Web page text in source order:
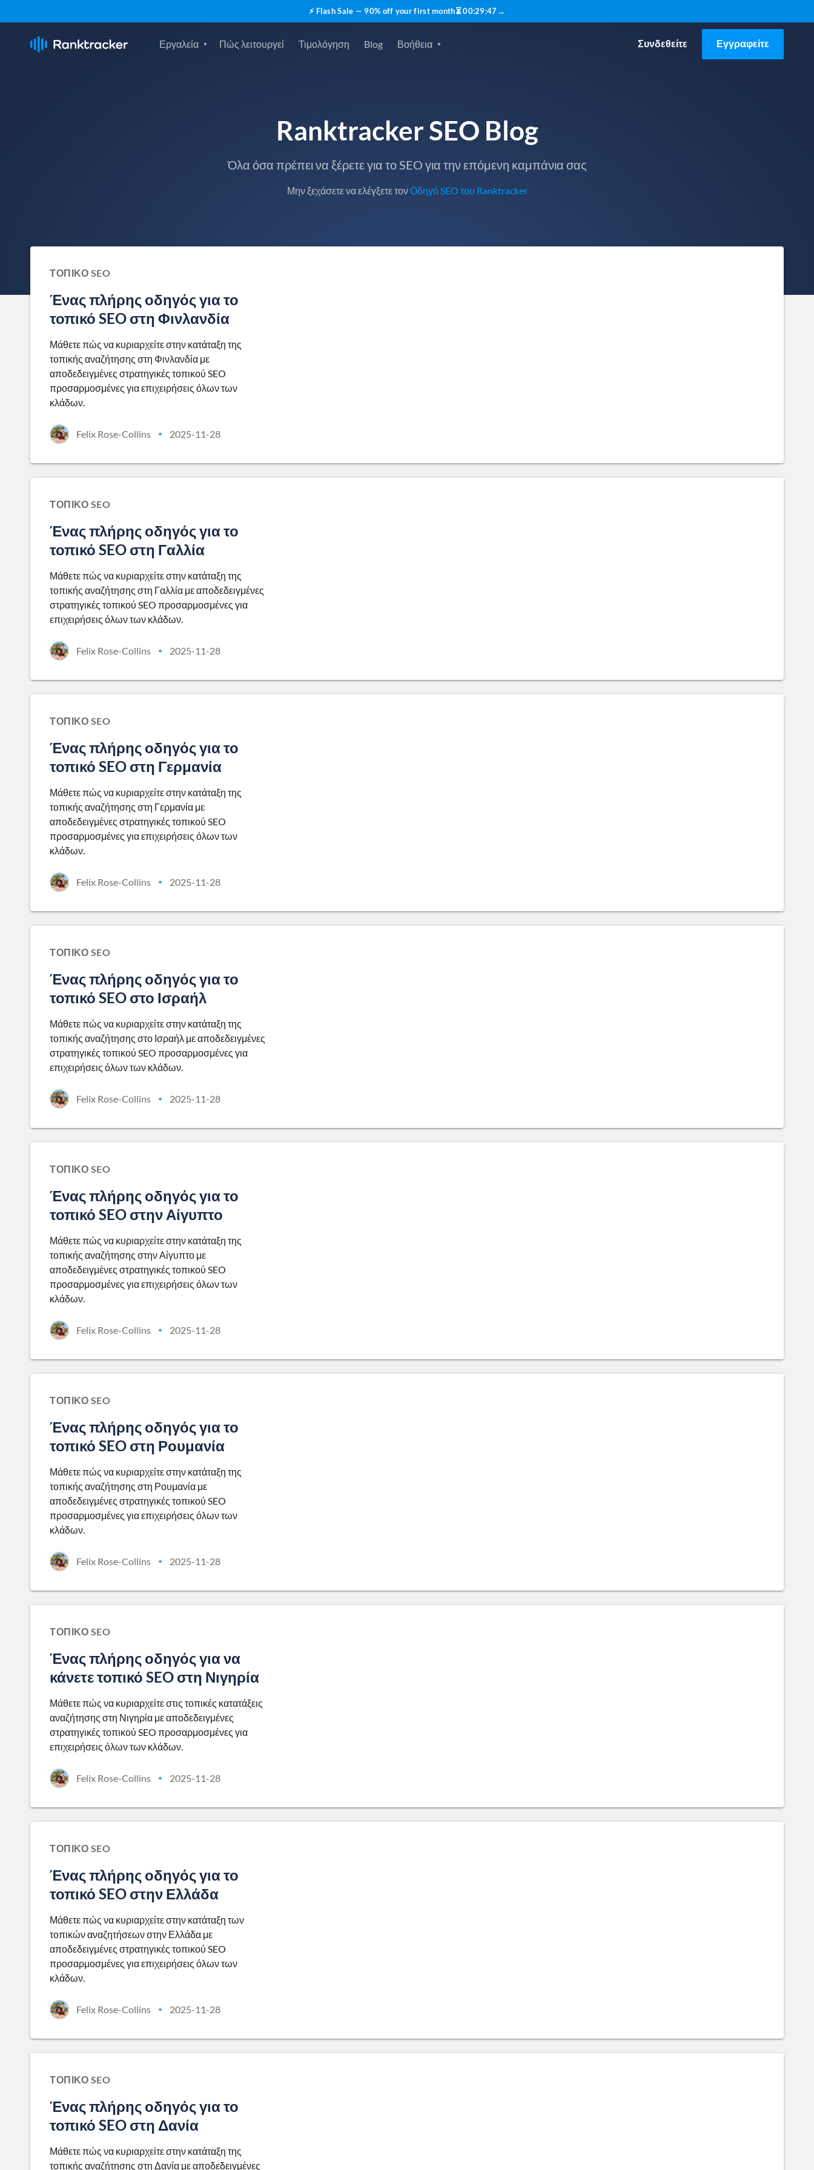
⚡ Flash Sale — 90% off your first month⏳00:29:46→
Εργαλεία Πώς λειτουργεί Τιμολόγηση Blog Βοήθεια Συνδεθείτε Εγγραφείτε
Ranktracker SEO Blog
Όλα όσα πρέπει να ξέρετε για το SEO για την επόμενη καμπάνια σας
Μην ξεχάσετε να ελέγξετε τονΟδηγό SEO του Ranktracker
ΤΟΠΙΚΌ SEO
Ένας πλήρης οδηγός για το
τοπικό SEO στη Φινλανδία
Μάθετε πώς να κυριαρχείτε στην κατάταξη της
τοπικής αναζήτησης στη Φινλανδία με
αποδεδειγμένες στρατηγικές τοπικού SEO
προσαρμοσμένες για επιχειρήσεις όλων των
κλάδων.
Felix Rose-Collins • 2025-11-28
ΤΟΠΙΚΌ SEO
Ένας πλήρης οδηγός για το
τοπικό SEO στη Γαλλία
Μάθετε πώς να κυριαρχείτε στην κατάταξη της
τοπικής αναζήτησης στη Γαλλία με αποδεδειγμένες
στρατηγικές τοπικού SEO προσαρμοσμένες για
επιχειρήσεις όλων των κλάδων.
Felix Rose-Collins • 2025-11-28
ΤΟΠΙΚΌ SEO
Ένας πλήρης οδηγός για το
τοπικό SEO στη Γερμανία
Μάθετε πώς να κυριαρχείτε στην κατάταξη της
τοπικής αναζήτησης στη Γερμανία με
αποδεδειγμένες στρατηγικές τοπικού SEO
προσαρμοσμένες για επιχειρήσεις όλων των
κλάδων.
Felix Rose-Collins • 2025-11-28
ΤΟΠΙΚΌ SEO
Ένας πλήρης οδηγός για το
τοπικό SEO στο Ισραήλ
Μάθετε πώς να κυριαρχείτε στην κατάταξη της
τοπικής αναζήτησης στο Ισραήλ με αποδεδειγμένες
στρατηγικές τοπικού SEO προσαρμοσμένες για
επιχειρήσεις όλων των κλάδων.
Felix Rose-Collins • 2025-11-28
ΤΟΠΙΚΌ SEO
Ένας πλήρης οδηγός για το
τοπικό SEO στην Αίγυπτο
Μάθετε πώς να κυριαρχείτε στην κατάταξη της
τοπικής αναζήτησης στην Αίγυπτο με
αποδεδειγμένες στρατηγικές τοπικού SEO
προσαρμοσμένες για επιχειρήσεις όλων των
κλάδων.
Felix Rose-Collins • 2025-11-28
ΤΟΠΙΚΌ SEO
Ένας πλήρης οδηγός για το
τοπικό SEO στη Ρουμανία
Μάθετε πώς να κυριαρχείτε στην κατάταξη της
τοπικής αναζήτησης στη Ρουμανία με
αποδεδειγμένες στρατηγικές τοπικού SEO
προσαρμοσμένες για επιχειρήσεις όλων των
κλάδων.
Felix Rose-Collins • 2025-11-28
ΤΟΠΙΚΌ SEO
Ένας πλήρης οδηγός για να
κάνετε τοπικό SEO στη Νιγηρία
Μάθετε πώς να κυριαρχείτε στις τοπικές κατατάξεις
αναζήτησης στη Νιγηρία με αποδεδειγμένες
στρατηγικές τοπικού SEO προσαρμοσμένες για
επιχειρήσεις όλων των κλάδων.
Felix Rose-Collins • 2025-11-28
ΤΟΠΙΚΌ SEO
Ένας πλήρης οδηγός για το
τοπικό SEO στην Ελλάδα
Μάθετε πώς να κυριαρχείτε στην κατάταξη των
τοπικών αναζητήσεων στην Ελλάδα με
αποδεδειγμένες στρατηγικές τοπικού SEO
προσαρμοσμένες για επιχειρήσεις όλων των
κλάδων.
Felix Rose-Collins • 2025-11-28
ΤΟΠΙΚΌ SEO
Ένας πλήρης οδηγός για το
τοπικό SEO στη Δανία
Μάθετε πώς να κυριαρχείτε στην κατάταξη της
τοπικής αναζήτησης στη Δανία με αποδεδειγμένες